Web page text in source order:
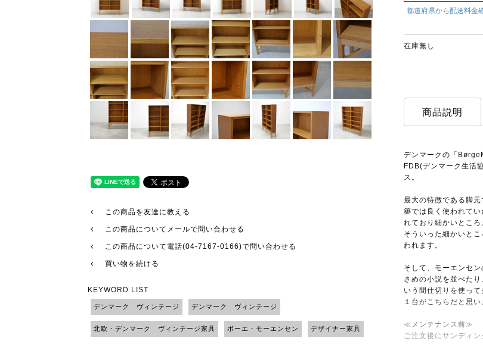
この商品を友達に教える
この商品についてメールで問い合わせる
この商品について電話(04-7167-0166)で問い合わせる
買い物を続ける
KEYWORD LIST
デンマーク ヴィンテージ デンマーク ヴィンテージ
北欧・デンマーク ヴィンテージ家具 ボーエ・モーエンセン デザイナー家具
在庫無し
商品説明
デンマークの「
FDB(デンマーク生活
ス。
最大の特徴である脚
築では良く使われて
れており細かいところ
そういった細かいと
われます。
そして、モーエンセ
さめの小説を並べた
いう間仕切りを使っ
１台がこちらだと思い
≪メンテナンス前≫
ご注文後にサンディ